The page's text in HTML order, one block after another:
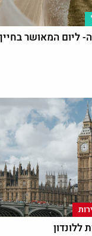
ליום המאושר
ללונדון